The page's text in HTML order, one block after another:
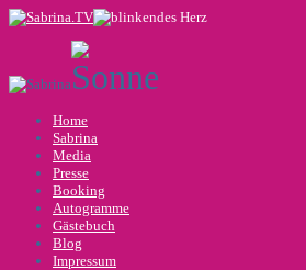
Home
Sabrina
Media
Presse
Booking
Autogramme
Gästebuch
Blog
Impressum